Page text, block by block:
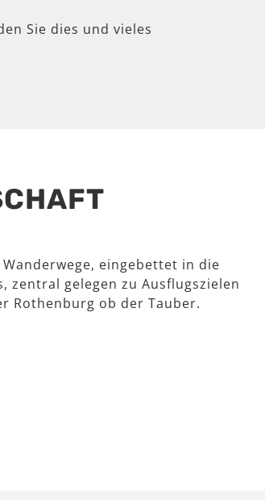
Sie dies und vieles
eingebettet in die
zentral gelegen zu Ausflugszielen
Rothenburg ob der Tauber.